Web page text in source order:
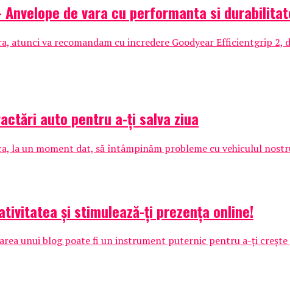
de vara cu performanta si
atunci va recomandam cu incredere Goodyear Efficientgrip
auto pentru a-ți salva ziua
un moment dat, să întâmpinăm probleme cu vehiculul
și stimulează-ți prezența online!
unui blog poate fi un instrument puternic pentru a-ți crește